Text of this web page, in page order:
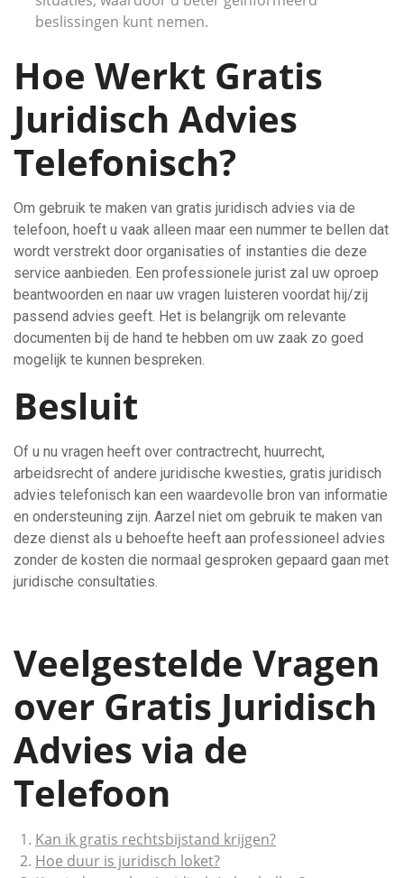
beslissingen kunt nemen.
Hoe Werkt Gratis
Juridisch Advies
Telefonisch?
Om gebruik te maken van gratis juridisch advies via de
telefoon, hoeft u vaak alleen maar een nummer te bellen dat
wordt verstrekt door organisaties of instanties die deze
service aanbieden. Een professionele jurist zal uw oproep
beantwoorden en naar uw vragen luisteren voordat hij/zij
passend advies geeft. Het is belangrijk om relevante
documenten bij de hand te hebben om uw zaak zo goed
mogelijk te kunnen bespreken.
Besluit
Of u nu vragen heeft over contractrecht, huurrecht,
arbeidsrecht of andere juridische kwesties, gratis juridisch
advies telefonisch kan een waardevolle bron van informatie
en ondersteuning zijn. Aarzel niet om gebruik te maken van
deze dienst als u behoefte heeft aan professioneel advies
zonder de kosten die normaal gesproken gepaard gaan met
juridische consultaties.
Veelgestelde Vragen
over Gratis Juridisch
Advies via de
Telefoon
Kan ik gratis rechtsbijstand krijgen?
Hoe duur is juridisch loket?